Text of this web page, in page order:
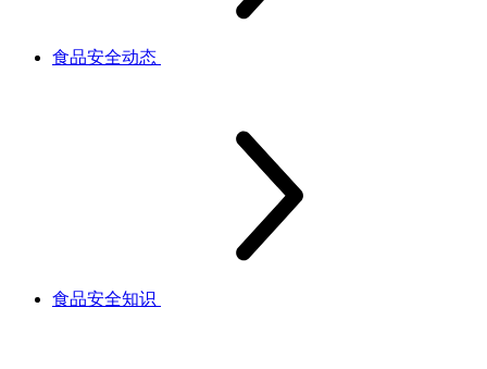
食品安全动态
食品安全知识